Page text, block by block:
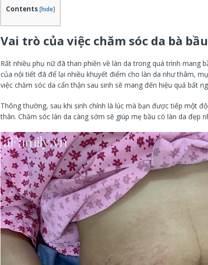
Contents [hide]
Vai trò của việc chăm sóc da bà
Rất nhiều phụ nữ đã than phiền về làn da trong quá trình mang
của nội tiết đã để lại nhiều khuyết điểm cho làn da như thâm,
việc chăm sóc da cẩn thận sau sinh sẽ mang đến hiệu quả bất
Thông thường, sau khi sinh chính là lúc mà bạn được tiếp một
thân. Chăm sóc làn da càng sớm sẽ giúp mẹ bầu có làn da đẹp